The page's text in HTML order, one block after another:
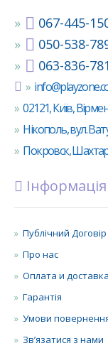
067-445-
050-538-
063-836-
02121, Київ,
Нікополь, вул.
Покровск,
Інформація
Публічний
Про нас
Оплата и доставка
Гарантія
Умови
Зв’язатися з нами